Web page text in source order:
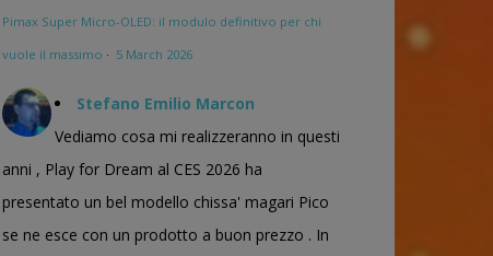
Pimax Super Micro-OLED: il modulo definitivo per chi
vuole il massimo · 5 March 2026
Stefano Emilio Marcon
Vediamo cosa mi realizzeranno in questi
anni , Play for Dream al CES 2026 ha
presentato un bel modello chissa' magari Pico
se ne esce con un prodotto a buon prezzo . In